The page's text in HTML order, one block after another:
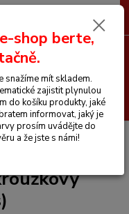
Hledat
0 Kč
kroužkový velký s
shop berte,
snažíme mít skladem.
zajistit plynulou
do košíku produkty, jaké
informovat, jaký je
prosím uvádějte do
a že jste s námi!